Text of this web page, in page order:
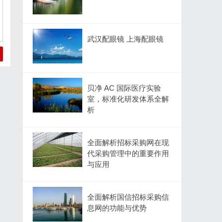
武汉配眼镜 上海配眼镜
贝净 AC 国际医疗实验
室，标准化研发体系全解
析
全面解析招标采购网在现
代采购管理中的重要作用
与应用
全面解析国信招标采购信
息网的功能与优势